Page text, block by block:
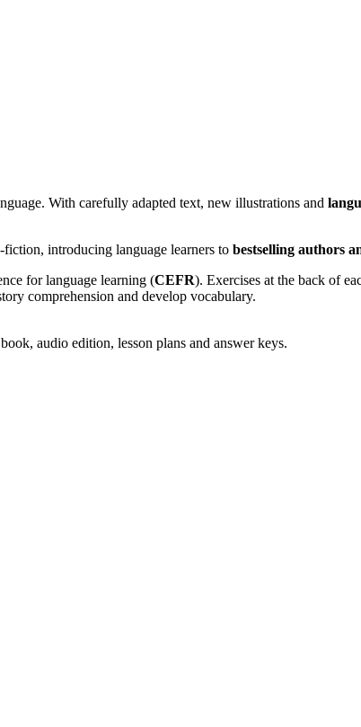
With carefully adapted text, new illustrations and
introducing language learners to bestselling authors
for language learning (CEFR). Exercises at the back of
comprehension and develop vocabulary.
audio edition, lesson plans and answer keys.